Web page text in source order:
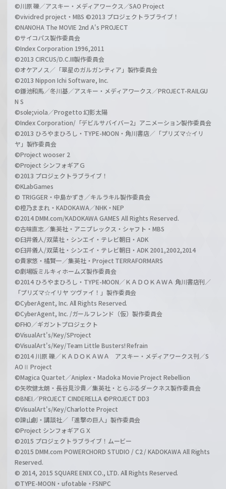
©川原 礫／アスキー・メディアワークス／SAO Project
©vividred project・MBS ©2013 プロジェクトラブライブ！
©NANOHA The MOVIE 2nd A's PROJECT
©サイコパス製作委員会
©Index Corporation 1996,2011
©2013 CIRCUS/D.C.III製作委員会
©オケアノス／「翠星のガルガンティア」製作委員会
©2013 Nippon Ichi Software, Inc.
©鎌池和馬／冬川基／アスキー・メディアワークス／PROJECT-RAILGU
N S
©sole;viola／Progetto 幻影太陽
©Index Corporation/「デビルサバイバー2」アニメーション製作委員会
©2013 ひろやまひろし・TYPE-MOON・角川書店／「プリズマ☆イリ
ヤ」製作委員会
©Project wooser 2
©Project シンフォギアＧ
©2013 プロジェクトラブライブ！
©KLabGames
© TRIGGER・中島かずき／キルラキル製作委員会
©橙乃ままれ・KADOKAWA／NHK・NEP
©2014 DMM.com/KADOKAWA GAMES All Rights Reserved.
©古味直志／集英社・アニプレックス・シャフト・MBS
©臼井儀人/双葉社・シンエイ・テレビ朝日・ADK
©臼井儀人/双葉社・シンエイ・テレビ朝日・ADK 2001,2002,2014
©貴家悠・橘賢一／集英社・Project TERRAFORMARS
©劇場版ミルキィホームズ製作委員会
©2014 ひろやまひろし・TYPE-MOON／ＫＡＤＯＫＡＷＡ 角川書店刊／
「プリズマ☆イリヤ ツヴァイ！」製作委員会
©CyberAgent, Inc. All Rights Reserved.
©CyberAgent, Inc. /ガールフレンド（仮）製作委員会
©FHO／ギガントプロジェクト
©VisualArt's/Key/SProject
©VisualArt's/Key/Team Little Busters! Refrain
©2014 川原 礫／ＫＡＤＯＫＡＷＡ アスキー・メディアワークス刊／S
AOⅡ Project
©Magica Quartet／Aniplex・Madoka Movie Project Rebellion
©矢吹健太朗・長谷見沙貴／集英社・とらぶるダークネス製作委員会
©BNEI／PROJECT CINDERELLA ©PROJECT DD3
©VisualArt's/Key/Charlotte Project
©諫山創・講談社／「進撃の巨人」製作委員会
©Project シンフォギアＧＸ
©2015 プロジェクトラブライブ！ムービー
©2015 DMM.com POWERCHORD STUDIO / C2 / KADOKAWA All Rights
Reserved.
© 2014, 2015 SQUARE ENIX CO., LTD. All Rights Reserved.
©TYPE-MOON・ufotable・FSNPC